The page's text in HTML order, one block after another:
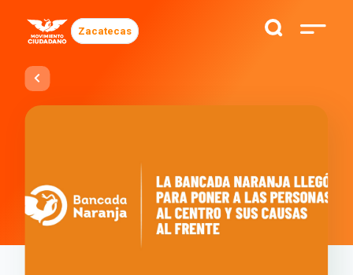
Zacatecas